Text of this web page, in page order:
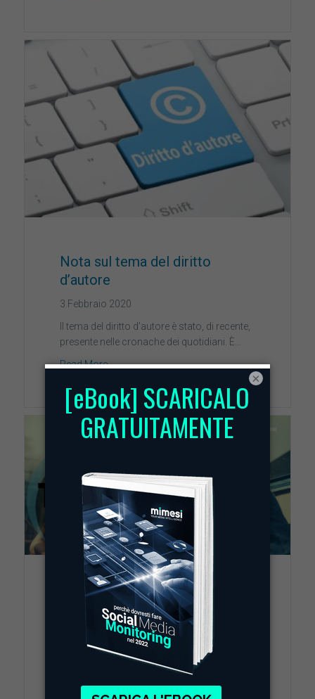
Nota sul tema del diritto
d’autore
3 Febbraio 2020
Il tema del diritto d’autore è stato, di recente,
presente nelle cronache dei quotidiani. È…
Read More
Brand e TikTok: come creare
una strategia vincente
24 Gennaio 2020
Cos’è TikTok? TikTok è il fenomeno made in
×